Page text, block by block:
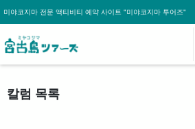
미야코지마 전문 액티비티 예약 사이트 "미야코지마 투어즈"
칼럼 목록